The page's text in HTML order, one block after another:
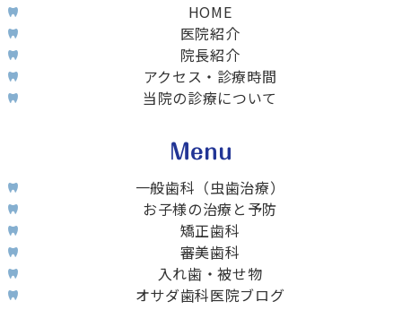
HOME
医院紹介
院長紹介
アクセス・診療時間
当院の診療について
Menu
一般歯科（虫歯治療）
お子様の治療と予防
矯正歯科
審美歯科
入れ歯・被せ物
オサダ歯科医院ブログ